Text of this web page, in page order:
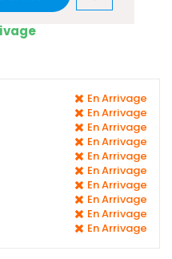
En Arrivage
En Arrivage
En Arrivage
En Arrivage
En Arrivage
En Arrivage
En Arrivage
En Arrivage
En Arrivage
En Arrivage